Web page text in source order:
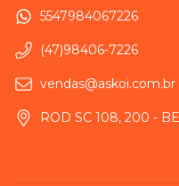
5547984067226
(47)98406-7226
vendas@askoi.com.br
ROD SC 108, 200 -